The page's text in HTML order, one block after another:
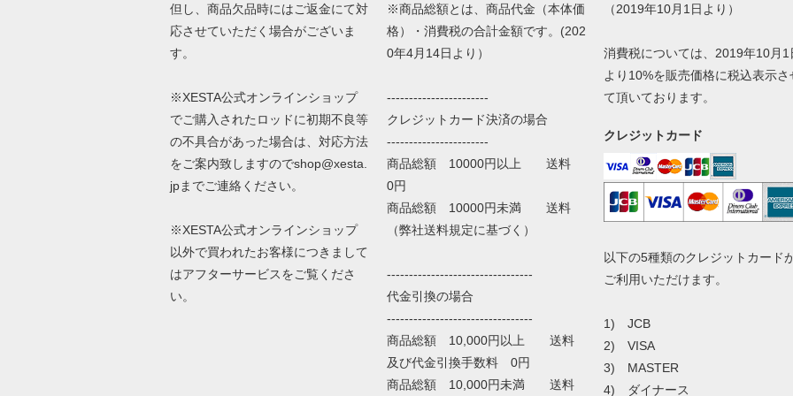
但し、商品欠品時にはご返金にて対
応させていただく場合がございま
す。
※XESTA公式オンラインショップ
でご購入されたロッドに初期不良等
の不具合があった場合は、対応方法
をご案内致しますのでshop@xesta.
jpまでご連絡ください。
※XESTA公式オンラインショップ
以外で買われたお客様につきまして
はアフターサービスをご覧くださ
い。
※商品総額とは、商品代金（本体価
格）・消費税の合計金額です。(202
0年4月14日より）
-----------------------
クレジットカード決済の場合
-----------------------
商品総額 10000円以上 送料
0円
商品総額 10000円未満 送料
（弊社送料規定に基づく）
---------------------------------
代金引換の場合
---------------------------------
商品総額 10,000円以上 送料
及び代金引換手数料 0円
商品総額 10,000円未満 送料
（2019年10月1日より）
消費税については、2019年10月1
より10%を販売価格に税込表示さ
て頂いております。
クレジットカード
以下の5種類のクレジットカード
ご利用いただけます。
1) JCB
2) VISA
3) MASTER
4) ダイナース